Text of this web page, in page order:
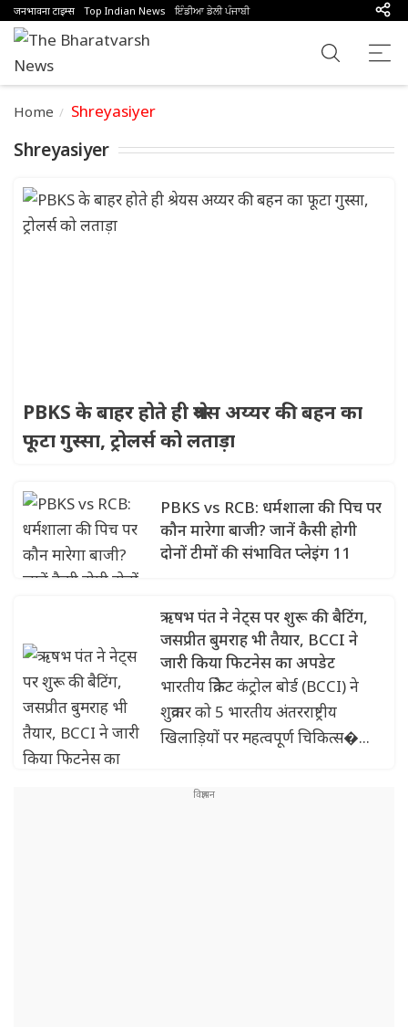
जनभावना टाइम्स Top Indian News ਇੰਡੀਆ ਡੇਲੀ ਪੰਜਾਬੀ
Home Shreyasiyer
Shreyasiyer
PBKS के बाहर होते ही श्रेयस अय्यर की बहन का
फूटा गुस्सा, ट्रोलर्स को लताड़ा
PBKS vs RCB: धर्मशाला की पिच पर
कौन मारेगा बाजी? जानें कैसी होगी
दोनों टीमों की संभावित प्लेइंग 11
ऋषभ पंत ने नेट्स पर शुरू की बैटिंग,
जसप्रीत बुमराह भी तैयार, BCCI ने
जारी किया फिटनेस का अपडेट
भारतीय क्रिकेट कंट्रोल बोर्ड (BCCI) ने
शुक्रवार को 5 भारतीय अंतरराष्ट्रीय
खिलाड़ियों पर महत्वपूर्ण चिकित्स�...